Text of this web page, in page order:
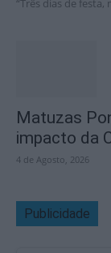
“Três dias de festa,
Matuzas
impacto da
4 de Agosto, 2026
Publicidade